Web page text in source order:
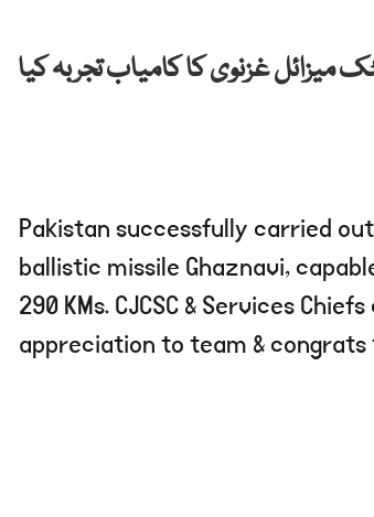
میزائل غزنوی کا کامیاب تجربہ کیا
Pakistan successfully carried
ballistic missile Ghaznavi,
290 KMs. CJCSC & Services
appreciation to team &